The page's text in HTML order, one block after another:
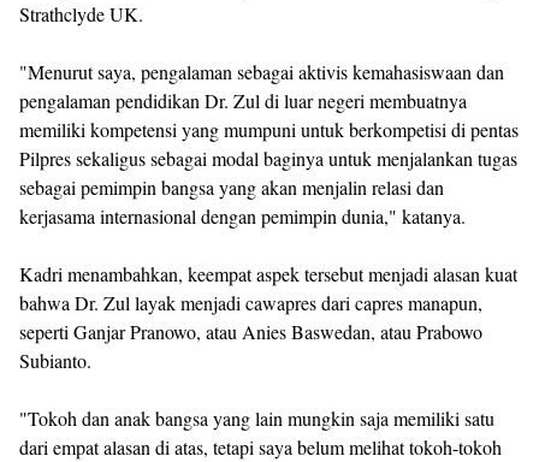
Strathclyde UK.
"Menurut saya, pengalaman sebagai aktivis kemahasiswaan dan
pengalaman pendidikan Dr. Zul di luar negeri membuatnya
memiliki kompetensi yang mumpuni untuk berkompetisi di pentas
Pilpres sekaligus sebagai modal baginya untuk menjalankan tugas
sebagai pemimpin bangsa yang akan menjalin relasi dan
kerjasama internasional dengan pemimpin dunia," katanya.
Kadri menambahkan, keempat aspek tersebut menjadi alasan kuat
bahwa Dr. Zul layak menjadi cawapres dari capres manapun,
seperti Ganjar Pranowo, atau Anies Baswedan, atau Prabowo
Subianto.
"Tokoh dan anak bangsa yang lain mungkin saja memiliki satu
dari empat alasan di atas, tetapi saya belum melihat tokoh-tokoh